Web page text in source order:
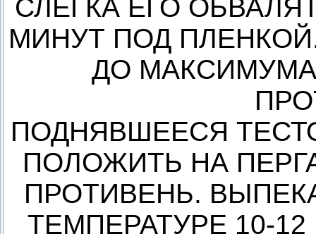
СЛЕГКА ЕГО
МИНУТ ПОД
ДО
ПОДНЯВШЕЕСЯ
ПОЛОЖИТЬ НА
ПРОТИВЕНЬ.
ТЕМПЕРАТУРЕ 10-